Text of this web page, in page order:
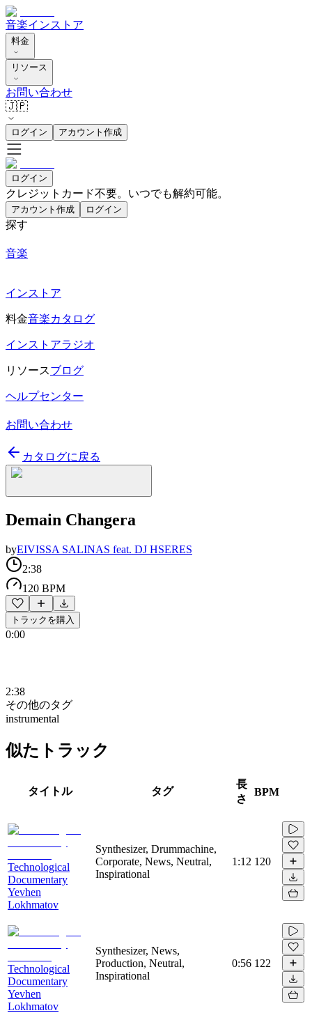
音楽インストア
料金
リソース
お問い合わせ
🇯🇵
ログイン アカウント作成
ログイン
クレジットカード不要。いつでも解約可能。
アカウント作成 ログイン
探す
音楽
インストア
料金音楽カタログ
インストアラジオ
リソースブログ
ヘルプセンター
お問い合わせ
カタログに戻る
Demain Changera
byEIVISSA SALINAS feat. DJ HSERES
2:38
120 BPM
トラックを購入
0:00
2:38
その他のタグ
instrumental
似たトラック
タイトル タグ
長
さ
BPM
Technological
Documentary
Yevhen
Lokhmatov
Synthesizer, Drummachine,
Corporate, News, Neutral,
Inspirational
1:12 120
Technological
Documentary
Yevhen
Lokhmatov
Synthesizer, News,
Production, Neutral,
Inspirational
0:56 122